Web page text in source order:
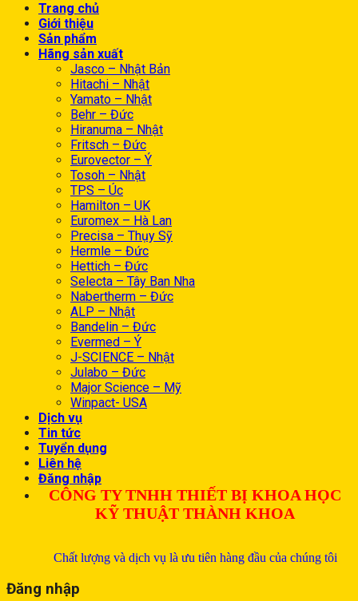
Trang chủ
Giới thiệu
Sản phẩm
Hãng sản xuất
Jasco – Nhật Bản
Hitachi – Nhật
Yamato – Nhật
Behr – Đức
Hiranuma – Nhật
Fritsch – Đức
Eurovector – Ý
Tosoh – Nhật
TPS – Úc
Hamilton – UK
Euromex – Hà Lan
Precisa – Thụy Sỹ
Hermle – Đức
Hettich – Đức
Selecta – Tây Ban Nha
Nabertherm – Đức
ALP – Nhật
Bandelin – Đức
Evermed – Ý
J-SCIENCE – Nhật
Julabo – Đức
Major Science – Mỹ
Winpact- USA
Dịch vụ
Tin tức
Tuyển dụng
Liên hệ
Đăng nhập
CÔNG TY TNHH THIẾT BỊ KHOA HỌC
KỸ THUẬT THÀNH KHOA
Chất lượng và dịch vụ là ưu tiên hàng đầu của chúng tôi
Đăng nhập